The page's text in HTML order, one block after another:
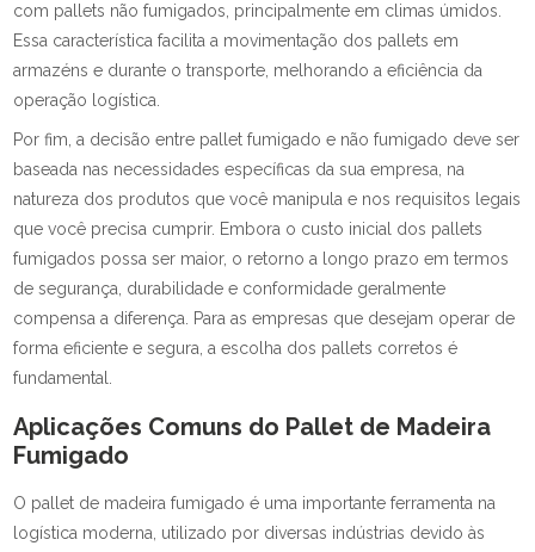
com pallets não fumigados, principalmente em climas úmidos.
Essa característica facilita a movimentação dos pallets em
armazéns e durante o transporte, melhorando a eficiência da
operação logística.
Por fim, a decisão entre pallet fumigado e não fumigado deve ser
baseada nas necessidades específicas da sua empresa, na
natureza dos produtos que você manipula e nos requisitos legais
que você precisa cumprir. Embora o custo inicial dos pallets
fumigados possa ser maior, o retorno a longo prazo em termos
de segurança, durabilidade e conformidade geralmente
compensa a diferença. Para as empresas que desejam operar de
forma eficiente e segura, a escolha dos pallets corretos é
fundamental.
Aplicações Comuns do Pallet de Madeira
Fumigado
O pallet de madeira fumigado é uma importante ferramenta na
logística moderna, utilizado por diversas indústrias devido às